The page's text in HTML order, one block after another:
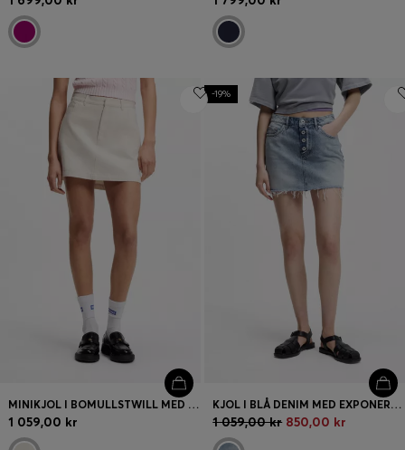
MINIKJOL I BOMULLSTWILL MED HAPPY HUGO-LOGGA
1 059,00 kr
-19%
KJOL I BLÅ DENIM MED EXPONERAD KNAPPGYLF
1 059,00 kr 850,00 kr